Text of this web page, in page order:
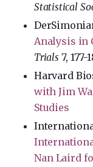
Statistical
Analysis in
Trials 7, 177-
Harvard
with Jim
Studies
Nan Laird